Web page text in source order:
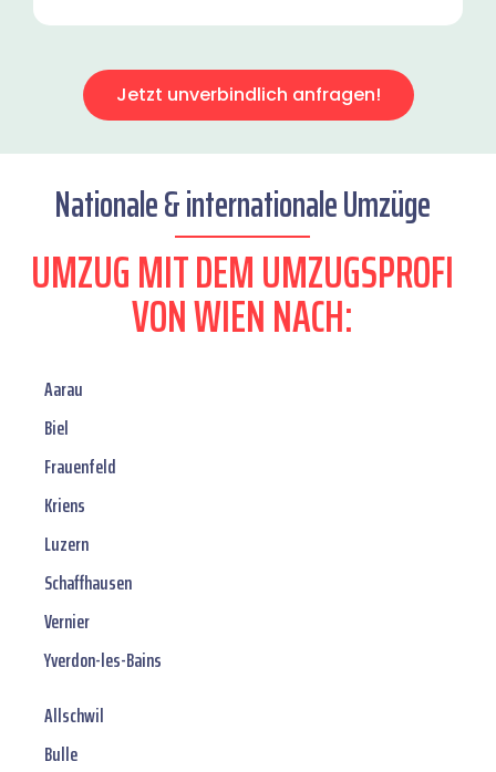
Jetzt unverbindlich anfragen!
Nationale & internationale Umzüge
UMZUG MIT DEM UMZUGSPROFI
VON WIEN NACH:
Aarau
Biel
Frauenfeld
Kriens
Luzern
Schaffhausen
Vernier
Yverdon-les-Bains
Allschwil
Bulle